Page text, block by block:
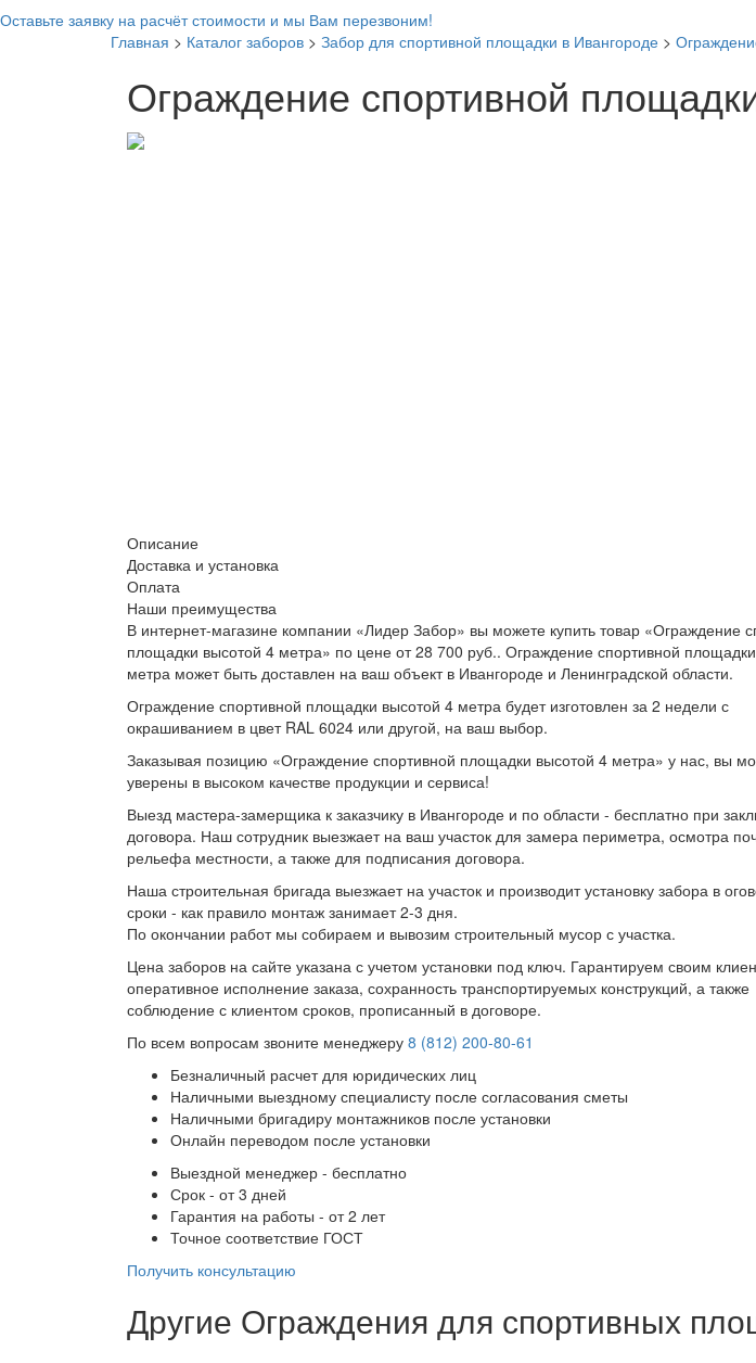
Оставьте заявку на расчёт стоимости и мы Вам перезвоним!
Главная > Каталог заборов > Забор для спортивной площадки в Ивангороде >
Ограждение спортивной
Описание
Доставка и установка
Оплата
Наши преимущества
В интернет-магазине компании «Лидер Забор» вы можете купить товар «Ограждение
площадки высотой 4 метра» по цене от 28 700 руб.. Ограждение спортивной
метра может быть доставлен на ваш объект в Ивангороде и Ленинградской области.
Ограждение спортивной площадки высотой 4 метра будет изготовлен за 2 недели с
окрашиванием в цвет RAL 6024 или другой, на ваш выбор.
Заказывая позицию «Ограждение спортивной площадки высотой 4 метра» у нас, вы
уверены в высоком качестве продукции и сервиса!
Выезд мастера-замерщика к заказчику в Ивангороде и по области - бесплатно при
договора. Наш сотрудник выезжает на ваш участок для замера периметра, осмотра
рельефа местности, а также для подписания договора.
Наша строительная бригада выезжает на участок и производит установку забора в
сроки - как правило монтаж занимает 2-3 дня.
По окончании работ мы собираем и вывозим строительный мусор с участка.
Цена заборов на сайте указана с учетом установки под ключ. Гарантируем своим
оперативное исполнение заказа, сохранность транспортируемых конструкций, а также
соблюдение с клиентом сроков, прописанный в договоре.
По всем вопросам звоните менеджеру 8 (812) 200-80-61
Безналичный расчет для юридических лиц
Наличными выездному специалисту после согласования сметы
Наличными бригадиру монтажников после установки
Онлайн переводом после установки
Выездной менеджер - бесплатно
Срок - от 3 дней
Гарантия на работы - от 2 лет
Точное соответствие ГОСТ
Получить консультацию
Другие Ограждения для спортивных